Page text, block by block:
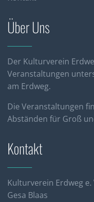
Über Uns
Der Kulturverein
Veranstaltungen
am Erdweg.
Die Veranstaltungen
Abständen für Groß
Kontakt
Kulturverein Erdweg e.
Gesa Blaas